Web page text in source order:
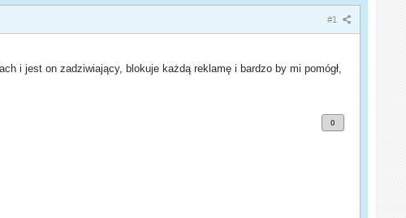
#1
i jest on zadziwiający, blokuje każdą reklamę i bardzo by mi pomógł,
0